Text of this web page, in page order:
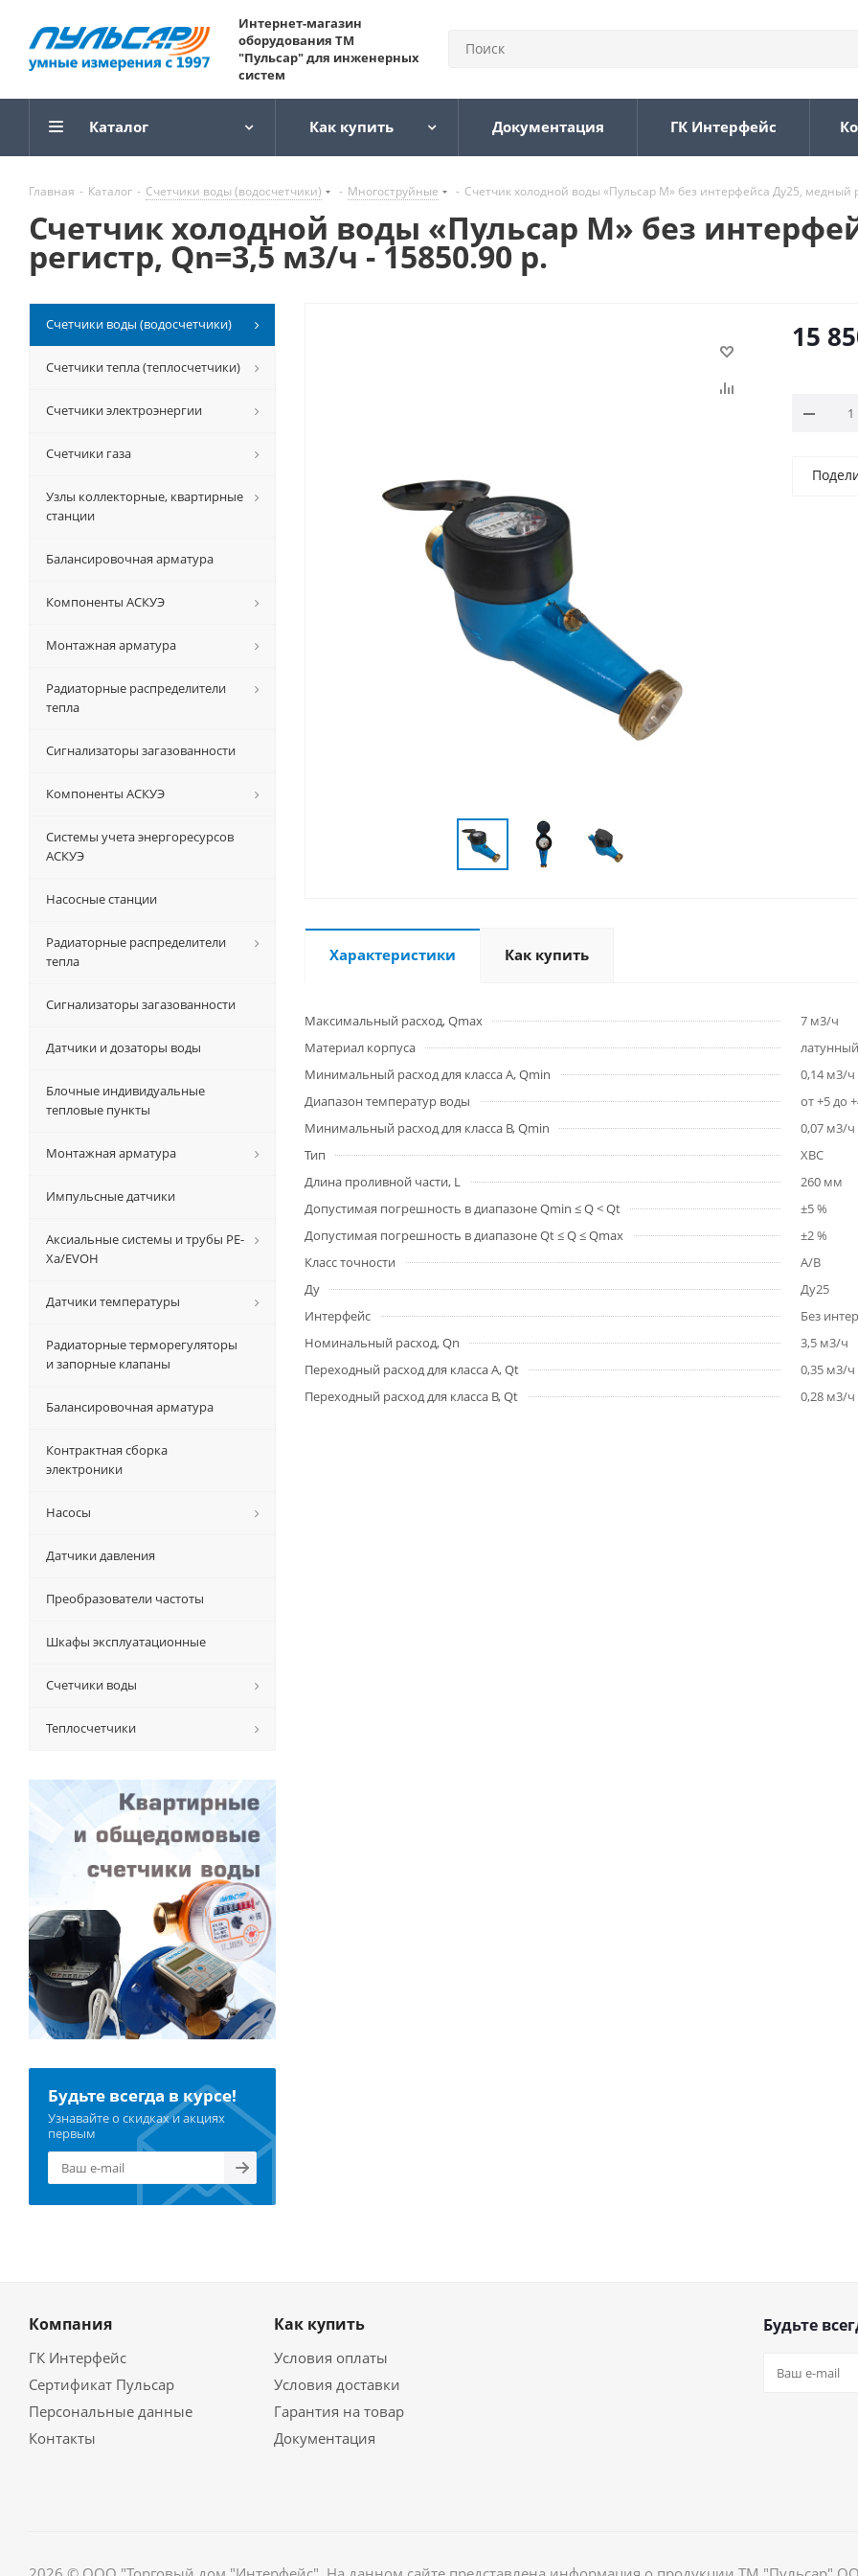
Интернет-магазин
оборудования ТМ
"Пульсар" для инженерных
систем
Каталог Как купить Документация ГК Интерфейс
Главная - Каталог - Счетчики воды (водосчетчики) - Многоструйные - Счетчик холодной воды «Пульсар М» без интерфейса Ду25, медный
Счетчик холодной воды «Пульсар М» без
регистр, Qn=3,5 м3/ч - 15850.90 р.
15
Характеристики Как купить
Максимальный расход, Qmax
7 м3/ч
Материал корпуса
латунный
Минимальный расход для класса A, Qmin
0,14 м3/ч
Диапазон температур воды
от +5 до
Минимальный расход для класса B, Qmin
0,07 м3/ч
Тип
ХВС
Длина проливной части, L
260 мм
Допустимая погрешность в диапазоне Qmin ≤ Q < Qt
±5 %
Допустимая погрешность в диапазоне Qt ≤ Q ≤ Qmax
±2 %
Класс точности
A/B
Ду
Ду25
Интерфейс
Без
Номинальный расход, Qn
3,5 м3/ч
Переходный расход для класса A, Qt
0,35 м3/ч
Переходный расход для класса B, Qt
0,28 м3/ч
Счетчики воды (водосчетчики)
Счетчики тепла (теплосчетчики)
Счетчики электроэнергии
Счетчики газа
Узлы коллекторные, квартирные
станции
Балансировочная арматура
Компоненты АСКУЭ
Монтажная арматура
Радиаторные распределители
тепла
Сигнализаторы загазованности
Компоненты АСКУЭ
Системы учета энергоресурсов
АСКУЭ
Насосные станции
Радиаторные распределители
тепла
Сигнализаторы загазованности
Датчики и дозаторы воды
Блочные индивидуальные
тепловые пункты
Монтажная арматура
Импульсные датчики
Аксиальные системы и трубы РЕ-
Ха/EVOH
Датчики температуры
Радиаторные терморегуляторы
и запорные клапаны
Балансировочная арматура
Контрактная сборка
электроники
Насосы
Датчики давления
Преобразователи частоты
Шкафы эксплуатационные
Счетчики воды
Теплосчетчики
Будьте всегда в курсе!
Узнавайте о скидках и акциях
первым
Компания
ГК Интерфейс
Сертификат Пульсар
Персональные данные
Контакты
Как купить
Условия оплаты
Условия доставки
Гарантия на товар
Документация
Будьте